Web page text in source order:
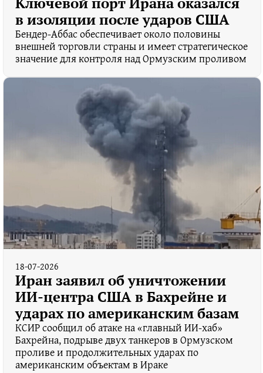
в изоляции после ударов США
Бендер-Аббас обеспечивает около половины
внешней торговли страны и имеет стратегическое
значение для контроля над Ормузским проливом
18-07-2026
Иран заявил об уничтожении
ИИ-центра США в Бахрейне и
ударах по американским базам
КСИР сообщил об атаке на «главный ИИ-хаб»
Бахрейна, подрыве двух танкеров в Ормузском
проливе и продолжительных ударах по
американским объектам в Ираке